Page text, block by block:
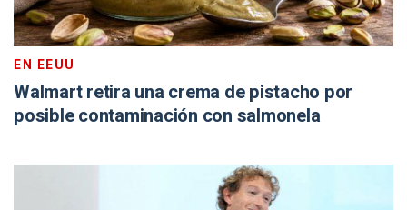
EN EEUU
Walmart retira una crema de pistacho por
posible contaminación con salmonela